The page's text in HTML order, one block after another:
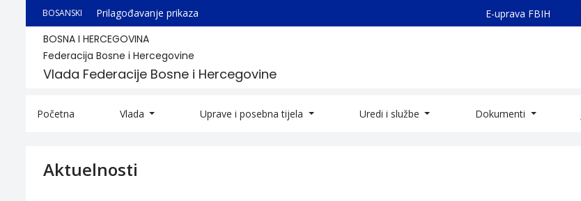
BOSANSKI Prilagođavanje prikaza E-uprava FBIH
BOSNA I HERCEGOVINA
Federacija Bosne i Hercegovine
Vlada Federacije Bosne i Hercegovine
Početna Vlada Uprave i posebna tijela Uredi i službe Dokumenti
Aktuelnosti